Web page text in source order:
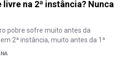
livre na 2ª instância? Nunca
pobre sofre muito antes da
2ª instância, muito antes da 1ª